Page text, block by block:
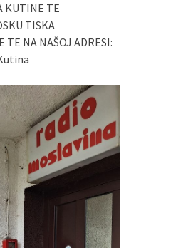
KUTINE TE
TISKA
TE NA NAŠOJ ADRESI: